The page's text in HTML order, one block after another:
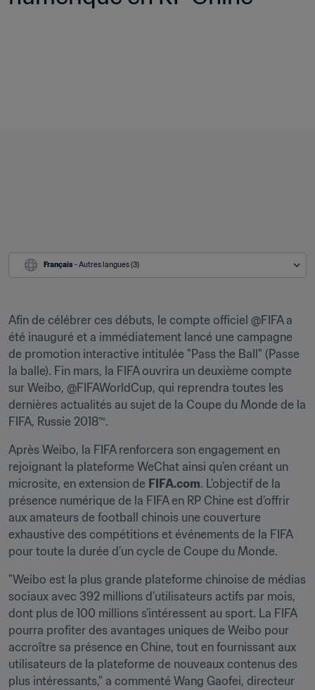
Français - Autres langues (3)
Afin de célébrer ces débuts, le compte officiel @FIFA a
été inauguré et a immédiatement lancé une campagne
de promotion interactive intitulée "Pass the Ball" (Passe
la balle). Fin mars, la FIFA ouvrira un deuxième compte
sur Weibo, @FIFAWorldCup, qui reprendra toutes les
dernières actualités au sujet de la Coupe du Monde de la
FIFA, Russie 2018™.
Après Weibo, la FIFA renforcera son engagement en
rejoignant la plateforme WeChat ainsi qu’en créant un
microsite, en extension de FIFA.com. L’objectif de la
présence numérique de la FIFA en RP Chine est d’offrir
aux amateurs de football chinois une couverture
exhaustive des compétitions et événements de la FIFA
pour toute la durée d’un cycle de Coupe du Monde.
"Weibo est la plus grande plateforme chinoise de médias
sociaux avec 392 millions d’utilisateurs actifs par mois,
dont plus de 100 millions s’intéressent au sport. La FIFA
pourra profiter des avantages uniques de Weibo pour
accroître sa présence en Chine, tout en fournissant aux
utilisateurs de la plateforme de nouveaux contenus des
plus intéressants," a commenté Wang Gaofei, directeur